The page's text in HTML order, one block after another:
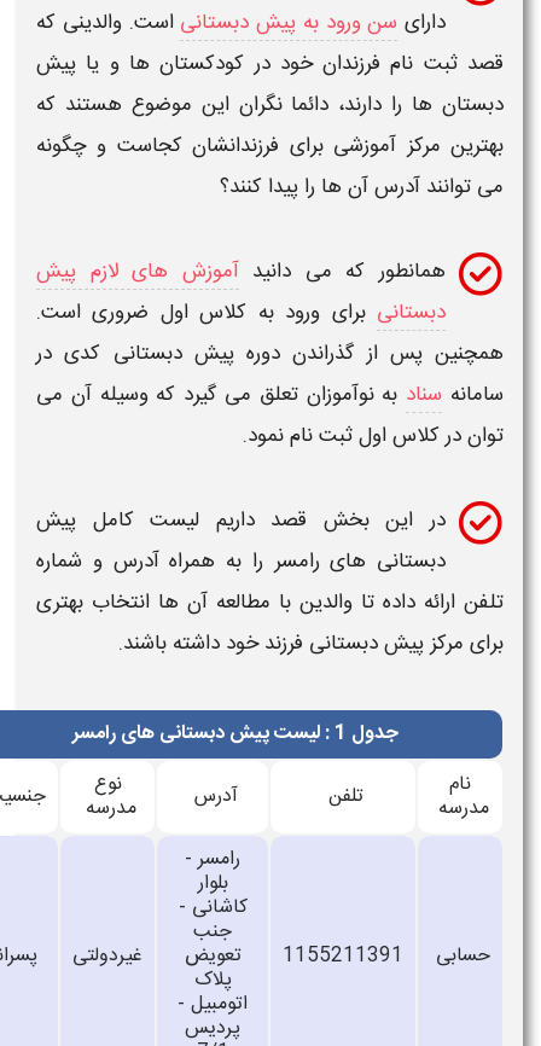
دارایسن ورود به پیش دبستانیاست. والدینی که
قصد ثبت نام فرزندان خود در کودکستان ها و یاپیش
دبستان ها را دارند، دائما نگران این موضوع هستند که
بهترین مرکز آموزشی برای فرزندانشان کجاست و چگونه
می توانندآدرسآن ها را پیدا کنند؟
همانطور که می دانیدآموزش های لازم پیش
دبستانیبرای ورود به کلاس اول ضروری است.
همچنین پس از گذراندن دورهپیش دبستانیکدی در
سامانهسناد به نوآموزان تعلق می گیرد که وسیله آن می
توان در کلاس اول ثبت نام نمود.
در این بخش قصد داریملیست کامل پیش
دبستانی های رامسررا به همراهآدرسوشماره
تلفنارائه داده تا والدین با مطالعه آن ها انتخاب بهتری
برایمرکز پیش دبستانیفرزند خود داشته باشند.
جدول 1 : لیست پیش دبستانی های رامسر
مدرسه تلفن آدرس مدرسه جنسیت
حسابی 1155211391
رامسر -
کاشانی -
جنب
تعویض
پلاک
اتومبیل -
پردیس
غیردولتی پسرانه